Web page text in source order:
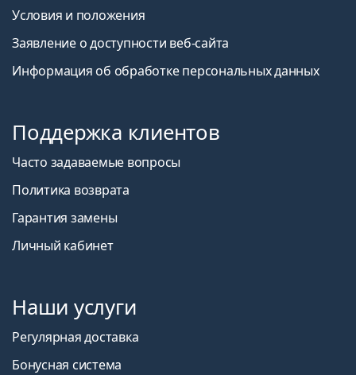
Условия и положения
Заявление о доступности веб-сайта
Информация об обработке персональных данных
Поддержка клиентов
Часто задаваемые вопросы
Политика возврата
Гарантия замены
Личный кабинет
Наши услуги
Регулярная доставка
Бонусная система